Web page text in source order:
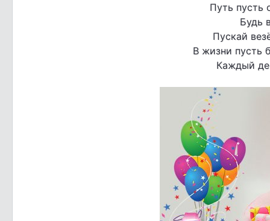
Путь пусть
Будь
Пускай
В жизни пусть
Каждый